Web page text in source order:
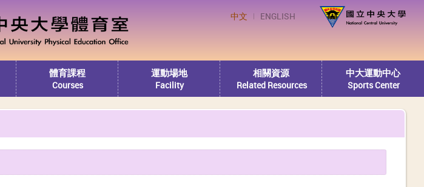
中文 ENGLISH
體育課程
Courses
運動場地
Facility
相關資源
Related Resources
中大運動中心
Sports Center